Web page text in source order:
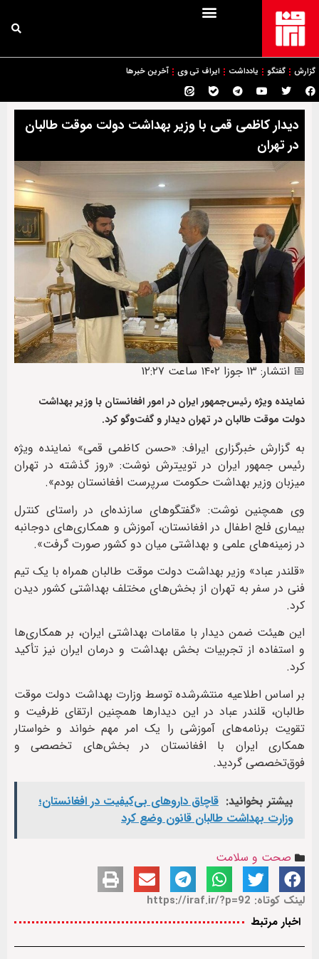
گزارش گفتگو یادداشت ایراف تی وی آخرین خبرها
دیدار کاظمی قمی با وزیر بهداشت دولت موقت طالبان
در تهران
📅 انتشار: ۱۳ جوزا ۱۴۰۲ ساعت ۱۲:۲۷
نماینده ویژه رئیس‌جمهور ایران در امور افغانستان با وزیر بهداشت
دولت موقت طالبان در تهران دیدار و گفت‌وگو کرد.
به گزارش خبرگزاری ایراف: «حسن کاظمی قمی» نماینده ویژه
رئیس جمهور ایران در توییترش نوشت: «روز گذشته در تهران
میزبان وزیر بهداشت حکومت سرپرست افغانستان بودم».
وی همچنین نوشت: «گفتگوهای سازنده‌ای در راستای کنترل
بیماری فلج اطفال در افغانستان، آموزش و همکاری‌های دوجانبه
در زمینه‌های علمی و بهداشتی میان دو کشور صورت گرفت».
«قلندر عباد» وزیر بهداشت دولت موقت طالبان همراه با یک تیم
فنی در سفر به تهران از بخش‌های مختلف بهداشتی کشور دیدن
کرد.
این هیئت ضمن دیدار با مقامات بهداشتی ایران، بر همکاری‌ها
و استفاده از تجربیات بخش بهداشت و درمان ایران نیز تأکید
کرد.
بر اساس اطلاعیه منتشرشده توسط وزارت بهداشت دولت موقت
طالبان، قلندر عباد در این دیدارها همچنین ارتقای ظرفیت و
تقویت برنامه‌های آموزشی را یک امر مهم خواند و خواستار
همکاری ایران با افغانستان در بخش‌های تخصصی و
فوق‌تخصصی گردید.
بیشتر بخوانید: قاچاق داروهای بی‌کیفیت در افغانستان؛
وزارت بهداشت طالبان قانون وضع کرد
صحت و سلامت
لینک کوتاه: https://iraf.ir/?p=92
اخبار مرتبط